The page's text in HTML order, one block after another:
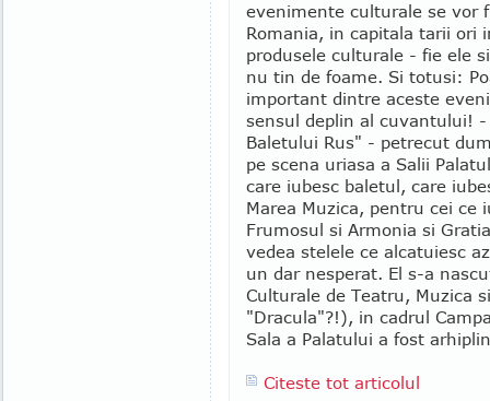
evenimente culturale se vor
Romania, in capitala tarii ori
produsele culturale - fie ele
nu tin de foame. Si totusi:
important dintre aceste
sensul deplin al cuvantului!
Baletului Rus" - petrecut
pe scena uriasa a Salii
care iubesc baletul, care
Marea Muzica, pentru cei ce
Frumosul si Armonia si
vedea stelele ce alcatuiesc
un dar nesperat. El s-a
Culturale de Teatru, Muzica
"Dracula"?!), in cadrul
Sala a Palatului a fost
Citeste tot articolul